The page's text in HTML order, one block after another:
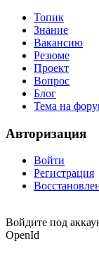
Топик
Знание
Вакансию
Резюме
Проект
Вопрос
Блог
Тема на
Авторизация
Войти
Регистрация
Войдите под
OpenId